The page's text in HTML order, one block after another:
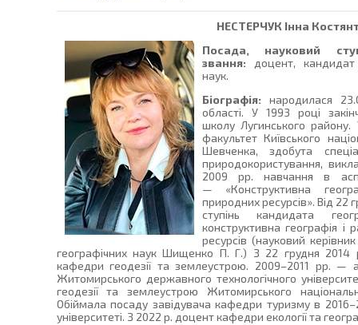
НЕСТЕРЧУК Інна
Посада, науковий
звання: доцент, кандидат
наук.
Біографія: народилася
області. У 1993 році
школу Лугинського району.
факультет Київського
Шевченка, здобута
природокористування,
2009 рр. навчання в
— «Конструктивна
природних ресурсів». Від 22
ступінь кандидата
конструктивна географія і
ресурсів (науковий
географічних наук Шищенко П. Г.) З 22 грудня 2014
кафедри геодезії та землеустрою. 2009–2011 рр. —
Житомирського державного технологічного
геодезії та землеустрою Житомирського
Обіймала посаду завідувача кафедри туризму в
університеті. З 2022 р. доцент кафедри екології та